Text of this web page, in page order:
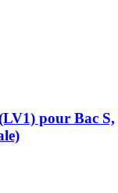
pour Bac S,